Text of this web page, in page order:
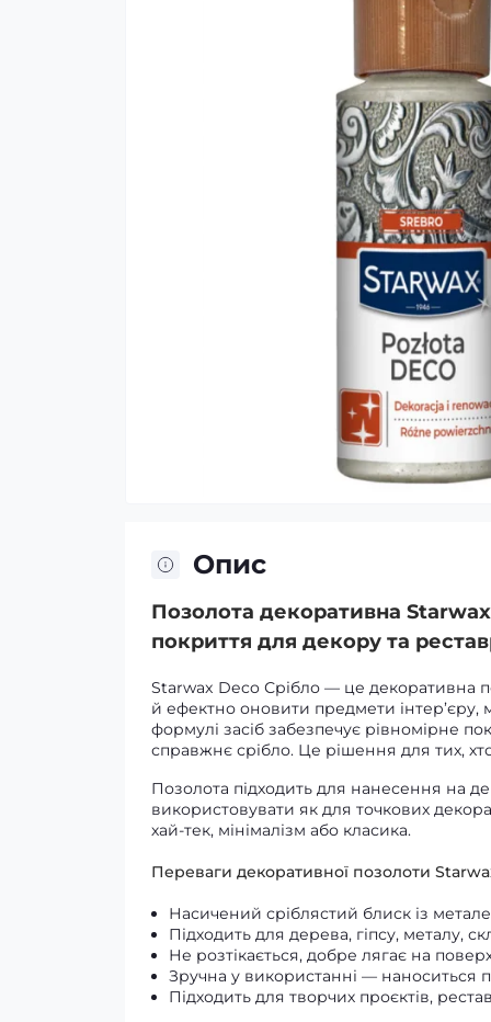
Опис
Позолота декоративна
покриття для декору та
Starwax Deco Срібло — це декоративна
й ефектно оновити предмети інтер’єру,
формулі засіб забезпечує рівномірне
справжнє срібло. Це рішення для тих,
Позолота підходить для нанесення на
використовувати як для точкових
хай-тек, мінімалізм або класика.
Переваги декоративної позолоти
Насичений сріблястий блиск із
Підходить для дерева, гіпсу, металу,
Не розтікається, добре лягає на
Зручна у використанні — наноситься
Підходить для творчих проєктів,